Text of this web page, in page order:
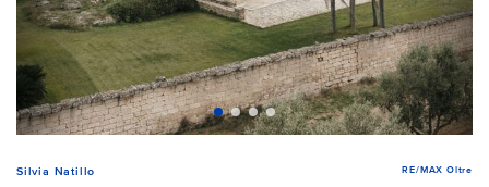
Silvia Natillo RE/MAX Oltre